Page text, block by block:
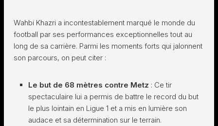
Wahbi Khazri a incontestablement marqué le monde du
football par ses performances exceptionnelles tout au
long de sa carrière. Parmi les moments forts qui jalonnent
son parcours, on peut citer :
Le but de 68 mètres contre Metz : Ce tir
spectaculaire lui a permis de battre le record du but
le plus lointain en Ligue 1 et a mis en lumière son
audace et sa détermination sur le terrain.